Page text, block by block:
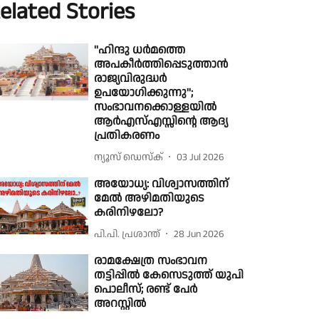
Stories
''ഹിന്ദു ധര്‍മത്തെ
അപകീര്‍ത്തിപ്പെടുത്താന്‍
രാജ്യവിരുദ്ധര്‍
ഉപയോഗിക്കുന്നു'';
സംഭാവനക്കൊള്ളയിൽ
ആര്‍എസ്എസ്സിന്റെ ആദ്യ
പ്രതികരണം
ന്യൂസ് ഡെസ്ക് 03 Jul 2026
അയോധ്യ: വിശ്വാസത്തിന്
മേൽ അഴിമതിയുടെ
കരിനിഴലോ?
പി.പി. പ്രശാന്ത് 28 Jun 2026
രാമക്ഷേത്ര സംഭാവന
തട്ടിപ്പില്‍ കേസെടുത്ത് യുപി
പൊലീസ്; രണ്ട് പേര്‍
അറസ്റ്റില്‍